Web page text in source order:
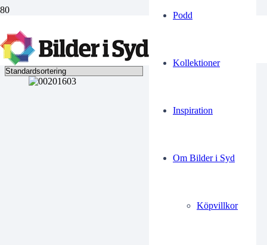
Podd
Kollektioner
Inspiration
Om Bilder i Syd
Köpvillkor
Militärhjälmar